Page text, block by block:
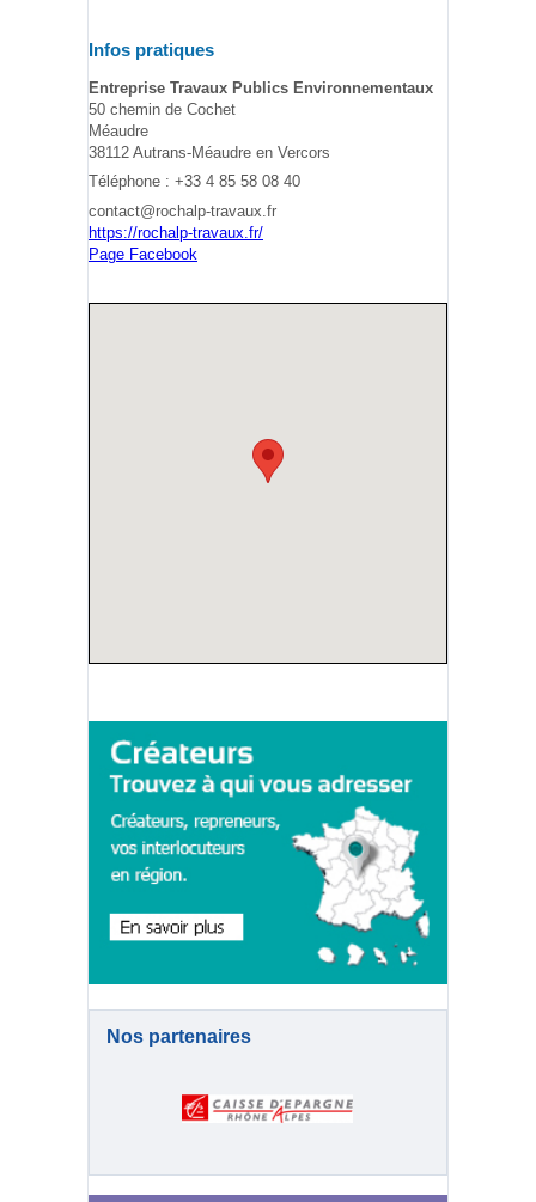
Infos pratiques
Entreprise Travaux Publics Environnementaux
50 chemin de Cochet
Méaudre
38112 Autrans-Méaudre en Vercors
Téléphone : +33 4 85 58 08 40
contact@rochalp-travaux.fr
https://rochalp-travaux.fr/
Page Facebook
Nos partenaires